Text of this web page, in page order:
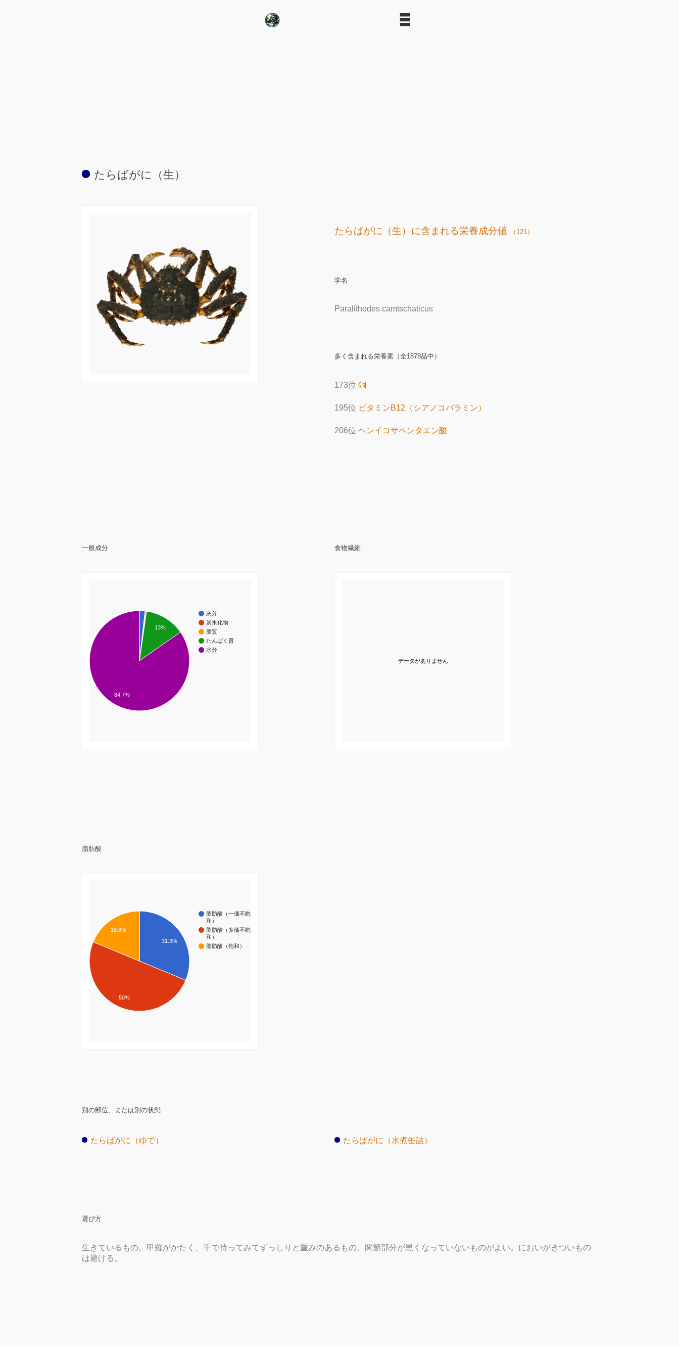
たらばがに（生）
たらばがに（生）に含まれる栄養成分値 （121）
学名
Paralithodes camtschaticus
多く含まれる栄養素（全1878品中）
173位 銅
195位 ビタミンB12（シアノコバラミン）
206位 ヘンイコサペンタエン酸
一般成分
灰分
炭水化物
脂質
たんぱく質
水分
13%
84.7%
食物繊維
データがありません
脂肪酸
脂肪酸（一価不飽
和）
脂肪酸（多価不飽
和）
脂肪酸（飽和）
31.3%
18.8%
50%
別の部位、または別の状態
たらばがに（ゆで） たらばがに（水煮缶詰）
選び方
生きているもの。甲羅がかたく、手で持ってみてずっしりと重みのあるもの。関節部分が黒くなっていないものがよい。においがきついもの
は避ける。